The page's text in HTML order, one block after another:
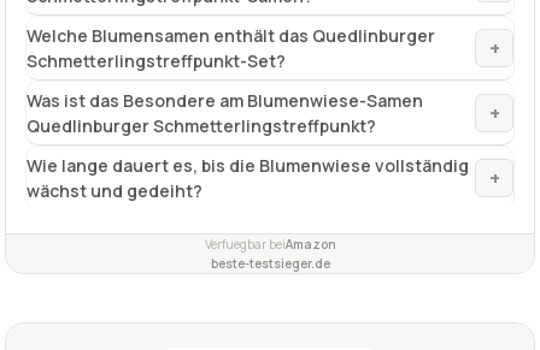
Welche Blumensamen enthält das Quedlinburger
Schmetterlingstreffpunkt-Set?
+
Was ist das Besondere am Blumenwiese-Samen
Quedlinburger Schmetterlingstreffpunkt?
+
Wie lange dauert es, bis die Blumenwiese vollständig
wächst und gedeiht?
+
Verfuegbar beiAmazon
beste-testsieger.de